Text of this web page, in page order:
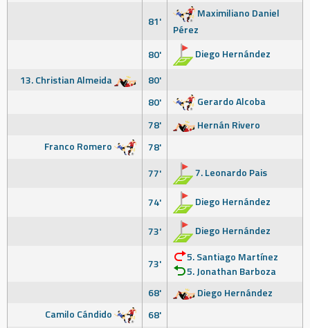
81'
Maximiliano Daniel
Pérez
80'
Diego Hernández
13. Christian Almeida
80'
80'
Gerardo Alcoba
78'
Hernán Rivero
Franco Romero
78'
77'
7. Leonardo Pais
74' Diego Hernández
73' Diego Hernández
73'
5. Santiago Martínez
5. Jonathan Barboza
68'
Diego Hernández
Camilo Cándido
68'